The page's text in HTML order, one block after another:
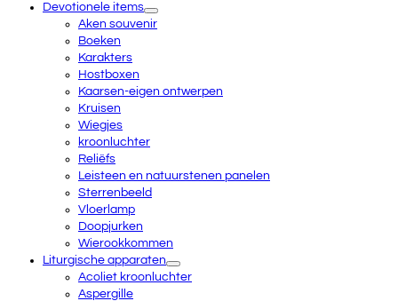
Devotionele items
Aken souvenir
Boeken
Karakters
Hostboxen
Kaarsen-eigen ontwerpen
Kruisen
Wiegjes
kroonluchter
Reliëfs
Leisteen en natuurstenen panelen
Sterrenbeeld
Vloerlamp
Doopjurken
Wierookkommen
Liturgische apparaten
Acoliet kroonluchter
Aspergille